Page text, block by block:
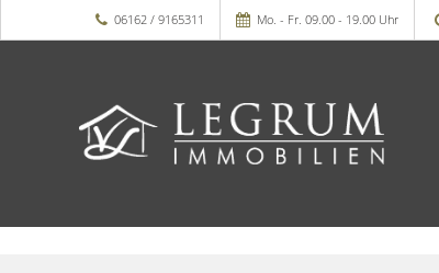
06162 / 9165311 Mo. - Fr. 09.00 - 19.00 Uhr